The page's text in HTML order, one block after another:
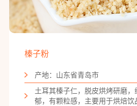
榛子粉
产地：山东省青岛市
土耳其榛子仁，脱皮烘烤研磨，
郁，有颗粒感，主要用于烘焙